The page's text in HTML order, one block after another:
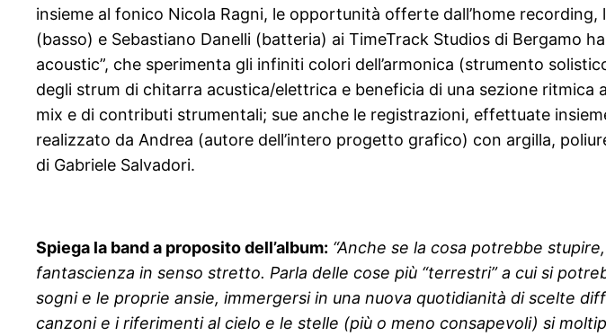
insieme al fonico Nicola Ragni, le opportunità offerte dall’home
(basso) e Sebastiano Danelli (batteria) ai TimeTrack Studios di Bergamo
acoustic”, che sperimenta gli infiniti colori dell’armonica (strumento
degli strum di chitarra acustica/elettrica e beneficia di una sezione ritmica
mix e di contributi strumentali; sue anche le registrazioni, effettuate
realizzato da Andrea (autore dell’intero progetto grafico) con argilla,
di Gabriele Salvadori.
Spiega la band a proposito dell’album: “Anche se la cosa potrebbe
fantascienza in senso stretto. Parla delle cose più “terrestri” a cui si
sogni e le proprie ansie, immergersi in una nuova quotidianità di scelte
canzoni e i riferimenti al cielo e le stelle (più o meno consapevoli) si